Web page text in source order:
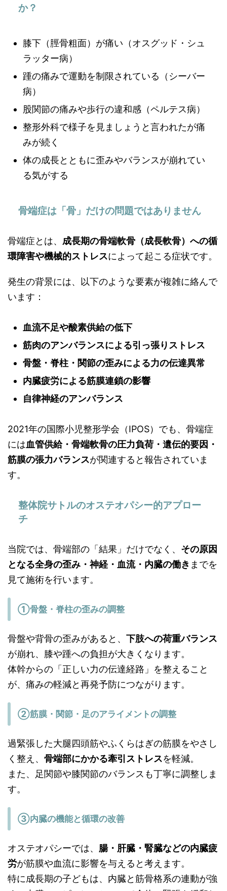
か？
膝下（脛骨粗面）が痛い（オスグッド・シュ
ラッター病）
踵の痛みで運動を制限されている（シーバー
病）
股関節の痛みや歩行の違和感（ペルテス病）
整形外科で様子を見ましょうと言われたが痛
みが続く
体の成長とともに歪みやバランスが崩れてい
る気がする
骨端症は「骨」だけの問題ではありません
骨端症とは、 成長期の骨端軟骨（成長軟骨）への循
環障害や機械的ストレスによって起こる症状です。
発生の背景には、以下のような要素が複雑に絡んで
います：
血流不足や酸素供給の低下
筋肉のアンバランスによる引っ張りストレス
骨盤・脊柱・関節の歪みによる力の伝達異常
内臓疲労による筋膜連鎖の影響
自律神経のアンバランス
2021年の国際小児整形学会（IPOS）でも、骨端症
には血管供給・骨端軟骨の圧力負荷・遺伝的要因・
筋膜の張力バランスが関連すると報告されていま
す。
整体院サトルのオステオパシー的アプロー
チ
当院では、骨端部の「結果」だけでなく、 その原因
となる全身の歪み・神経・血流・内臓の働き までを
見て施術を行います。
①骨盤・脊柱の歪みの調整
骨盤や背骨の歪みがあると、 下肢への荷重バランス
が崩れ、膝や踵への負担が大きくなります。
体幹からの「正しい力の伝達経路」を整えること
が、痛みの軽減と再発予防につながります。
②筋膜・関節・足のアライメントの調整
過緊張した大腿四頭筋やふくらはぎの筋膜をやさし
く整え、 骨端部にかかる牽引ストレスを軽減。
また、足関節や膝関節のバランスも丁寧に調整しま
す。
③内臓の機能と循環の改善
オステオパシーでは、 腸・肝臓・腎臓などの内臓疲
労が筋膜や血流に影響を与えると考えます。
特に成長期の子どもは、内臓と筋骨格系の連動が強